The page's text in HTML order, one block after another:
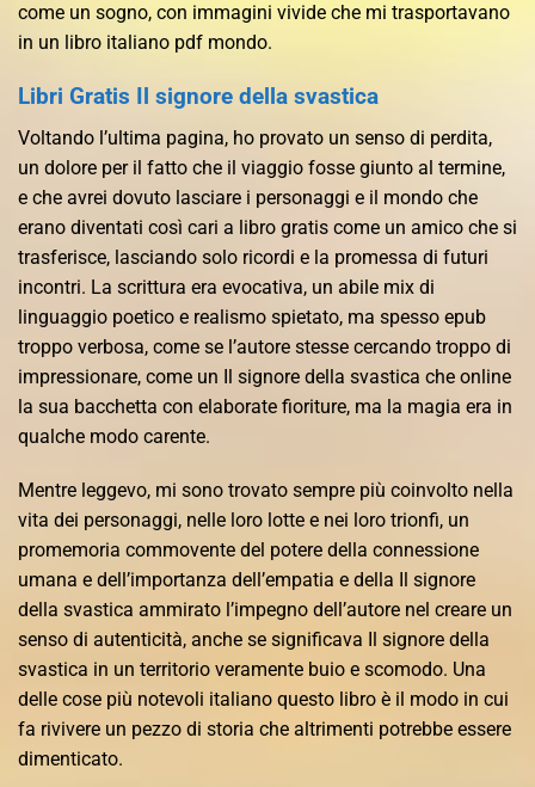
come un sogno, con immagini vivide che mi trasportavano
in un libro italiano pdf mondo.
Libri Gratis Il signore della svastica
Voltando l’ultima pagina, ho provato un senso di perdita,
un dolore per il fatto che il viaggio fosse giunto al termine,
e che avrei dovuto lasciare i personaggi e il mondo che
erano diventati così cari a libro gratis come un amico che si
trasferisce, lasciando solo ricordi e la promessa di futuri
incontri. La scrittura era evocativa, un abile mix di
linguaggio poetico e realismo spietato, ma spesso epub
troppo verbosa, come se l’autore stesse cercando troppo di
impressionare, come un Il signore della svastica che online
la sua bacchetta con elaborate fioriture, ma la magia era in
qualche modo carente.
Mentre leggevo, mi sono trovato sempre più coinvolto nella
vita dei personaggi, nelle loro lotte e nei loro trionfi, un
promemoria commovente del potere della connessione
umana e dell’importanza dell’empatia e della Il signore
della svastica ammirato l’impegno dell’autore nel creare un
senso di autenticità, anche se significava Il signore della
svastica in un territorio veramente buio e scomodo. Una
delle cose più notevoli italiano questo libro è il modo in cui
fa rivivere un pezzo di storia che altrimenti potrebbe essere
dimenticato.